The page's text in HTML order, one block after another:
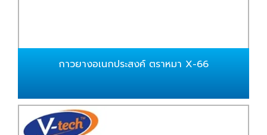
กาวยางอเนกประสงค์ ตราหมา X-66